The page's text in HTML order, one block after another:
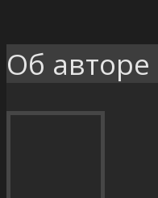
Об авторе